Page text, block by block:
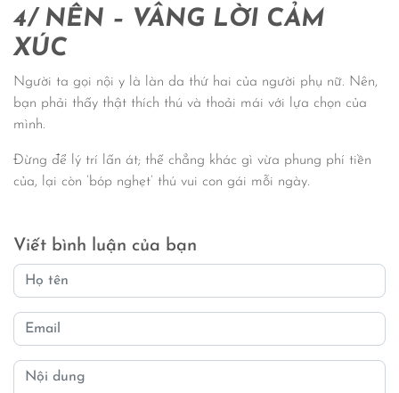
4/ NÊN – VÂNG LỜI CẢM
XÚC
Người ta gọi nội y là làn da thứ hai của người phụ nữ. Nên,
bạn phải thấy thật thích thú và thoải mái với lựa chọn của
mình.
Đừng để lý trí lấn át; thế chẳng khác gì vừa phung phí tiền
của, lại còn ’bóp nghẹt’ thú vui con gái mỗi ngày.
Viết bình luận của bạn